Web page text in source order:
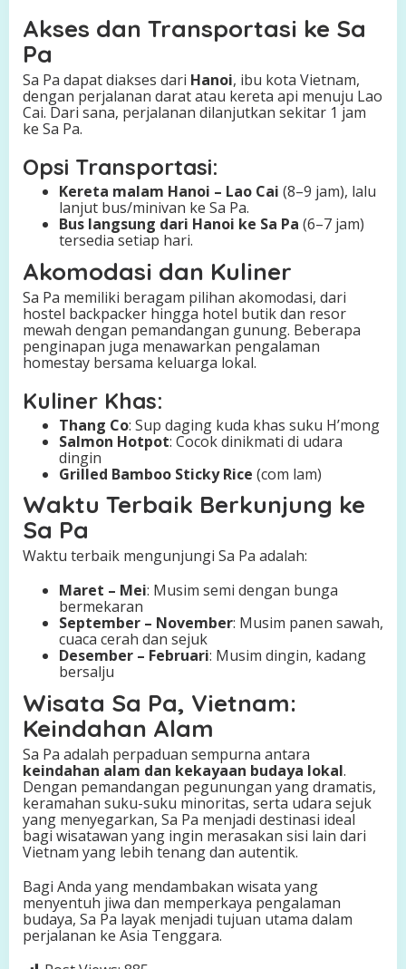
Akses dan Transportasi ke Sa
Pa
Sa Pa dapat diakses dari Hanoi, ibu kota Vietnam,
dengan perjalanan darat atau kereta api menuju Lao
Cai. Dari sana, perjalanan dilanjutkan sekitar 1 jam
ke Sa Pa.
Opsi Transportasi:
Kereta malam Hanoi – Lao Cai (8–9 jam), lalu
lanjut bus/minivan ke Sa Pa.
Bus langsung dari Hanoi ke Sa Pa (6–7 jam)
tersedia setiap hari.
Akomodasi dan Kuliner
Sa Pa memiliki beragam pilihan akomodasi, dari
hostel backpacker hingga hotel butik dan resor
mewah dengan pemandangan gunung. Beberapa
penginapan juga menawarkan pengalaman
homestay bersama keluarga lokal.
Kuliner Khas:
Thang Co: Sup daging kuda khas suku H’mong
Salmon Hotpot: Cocok dinikmati di udara
dingin
Grilled Bamboo Sticky Rice (com lam)
Waktu Terbaik Berkunjung ke
Sa Pa
Waktu terbaik mengunjungi Sa Pa adalah:
Maret – Mei: Musim semi dengan bunga
bermekaran
September – November: Musim panen sawah,
cuaca cerah dan sejuk
Desember – Februari: Musim dingin, kadang
bersalju
Wisata Sa Pa, Vietnam:
Keindahan Alam
Sa Pa adalah perpaduan sempurna antara
keindahan alam dan kekayaan budaya lokal.
Dengan pemandangan pegunungan yang dramatis,
keramahan suku-suku minoritas, serta udara sejuk
yang menyegarkan, Sa Pa menjadi destinasi ideal
bagi wisatawan yang ingin merasakan sisi lain dari
Vietnam yang lebih tenang dan autentik.
Bagi Anda yang mendambakan wisata yang
menyentuh jiwa dan memperkaya pengalaman
budaya, Sa Pa layak menjadi tujuan utama dalam
perjalanan ke Asia Tenggara.